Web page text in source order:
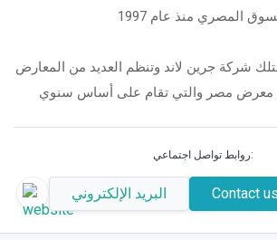
شركة جرين لاند وتنظم العديد من المعارض
روابط تواصل اجتماعي:
البريد الإلكتروني Contact us